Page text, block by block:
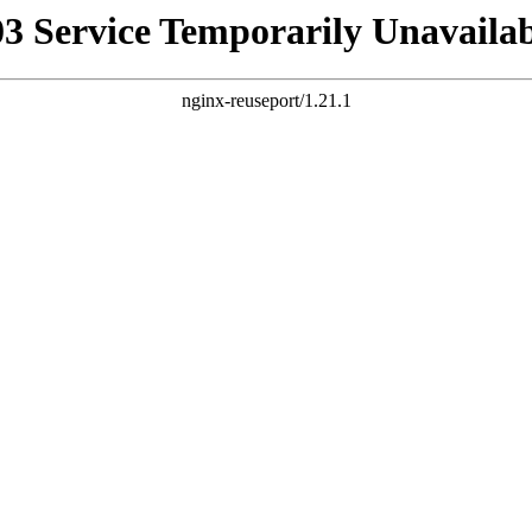
Service Temporarily
nginx-reuseport/1.21.1